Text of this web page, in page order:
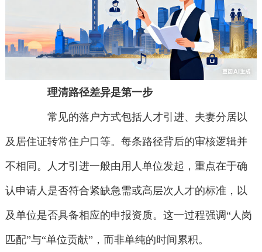
理清路径差异是第一步
常见的落户方式包括人才引进、夫妻分居以
及居住证转常住户口等。每条路径背后的审核逻辑并
不相同。人才引进一般由用人单位发起，重点在于确
认申请人是否符合紧缺急需或高层次人才的标准，以
及单位是否具备相应的申报资质。这一过程强调“人岗
匹配”与“单位贡献”，而非单纯的时间累积。